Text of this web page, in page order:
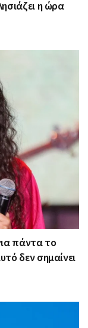
η ώρα
πάντα το
δεν σημαίνει